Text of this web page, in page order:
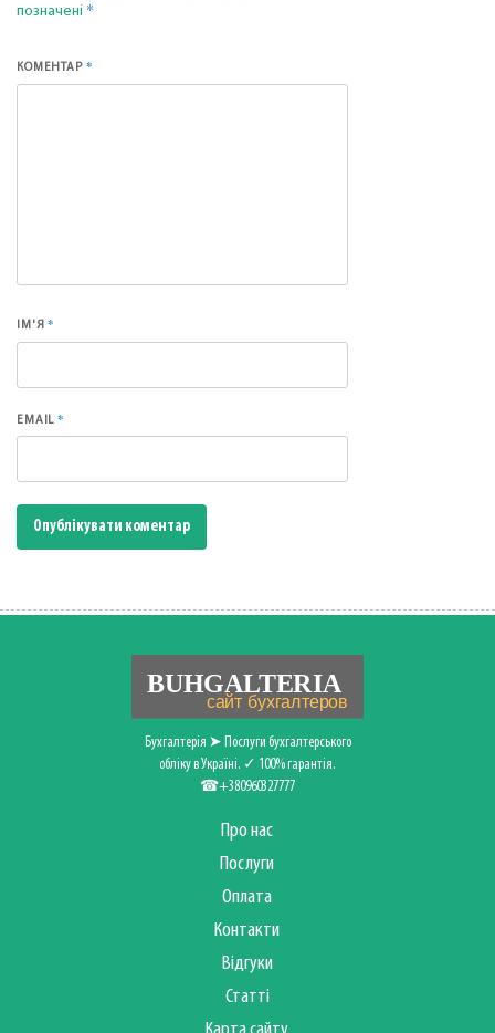
позначені *
КОМЕНТАР *
ІМ'Я*
EMAIL*
Бухгалтерія ➤ Послуги бухгалтерського
обліку в Україні. ✓ 100% гарантія.
☎+380960327777
Про нас
Послуги
Оплата
Контакти
Відгуки
Статті